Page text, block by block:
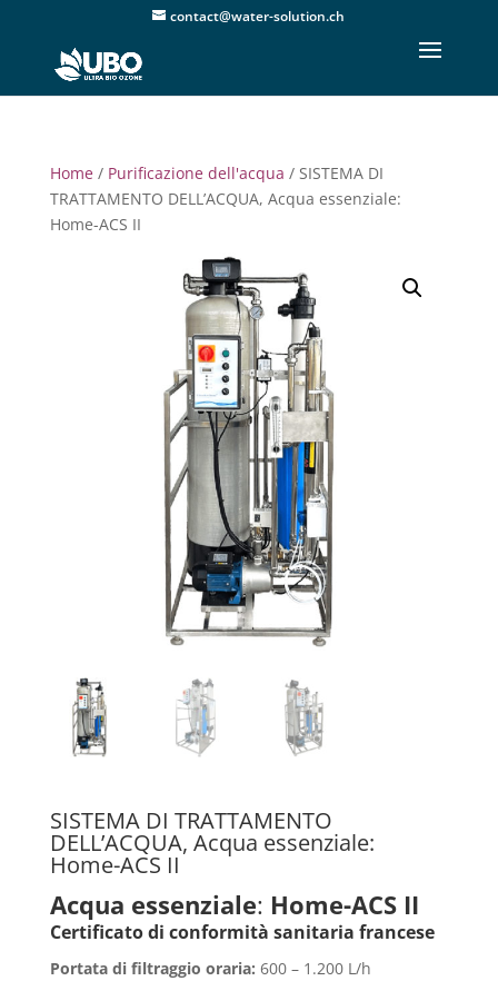
contact@water-solution.ch
Home/ Purificazione dell'acqua / SISTEMA DI
TRATTAMENTO DELL’ACQUA, Acqua essenziale:
Home-ACS II
SISTEMA DI TRATTAMENTO
DELL’ACQUA, Acqua essenziale:
Home-ACS II
Acqua essenziale: Home-ACS II
Certificato di conformità sanitaria francese
Portata di filtraggio oraria: 600 – 1.200 L/h